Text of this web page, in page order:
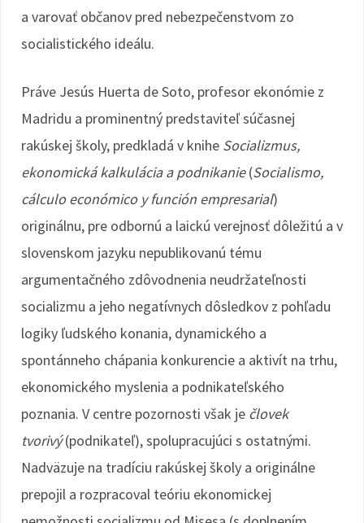
a varovať občanov pred nebezpečenstvom zo
socialistického ideálu.
Práve Jesús Huerta de Soto, profesor ekonómie z
Madridu a prominentný predstaviteľ súčasnej
rakúskej školy, predkladá v knihe Socializmus,
ekonomická kalkulácia a podnikanie(Socialismo,
cálculo económico y función empresarial)
originálnu, pre odbornú a laickú verejnosť dôležitú a v
slovenskom jazyku nepublikovanú tému
argumentačného zdôvodnenia neudržateľnosti
socializmu a jeho negatívnych dôsledkov z pohľadu
logiky ľudského konania, dynamického a
spontánneho chápania konkurencie a aktivít na trhu,
ekonomického myslenia a podnikateľského
poznania. V centre pozornosti však je človek
tvorivý(podnikateľ), spolupracujúci s ostatnými.
Nadväzuje na tradíciu rakúskej školy a originálne
prepojil a rozpracoval teóriu ekonomickej